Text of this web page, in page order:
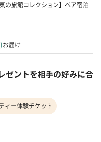
気の旅館コレクション】ペア宿泊
お届け
ゼントを相手の好みに合
ィー体験チケット